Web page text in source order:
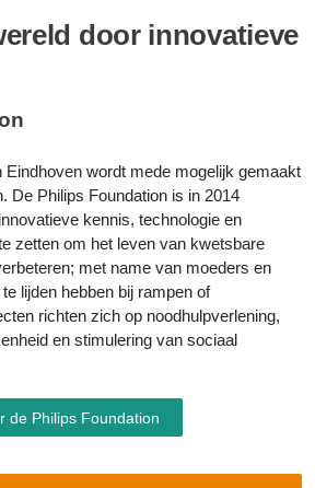
door innovatieve
Eindhoven wordt mede mogelijk gemaakt
De Philips Foundation is in 2014
kennis, technologie en
zetten om het leven van kwetsbare
met name van moeders en
lijden hebben bij rampen of
richten zich op noodhulpverlening,
en stimulering van sociaal
de Philips Foundation